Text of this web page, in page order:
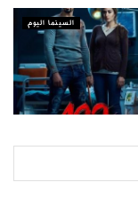
السينما اليوم